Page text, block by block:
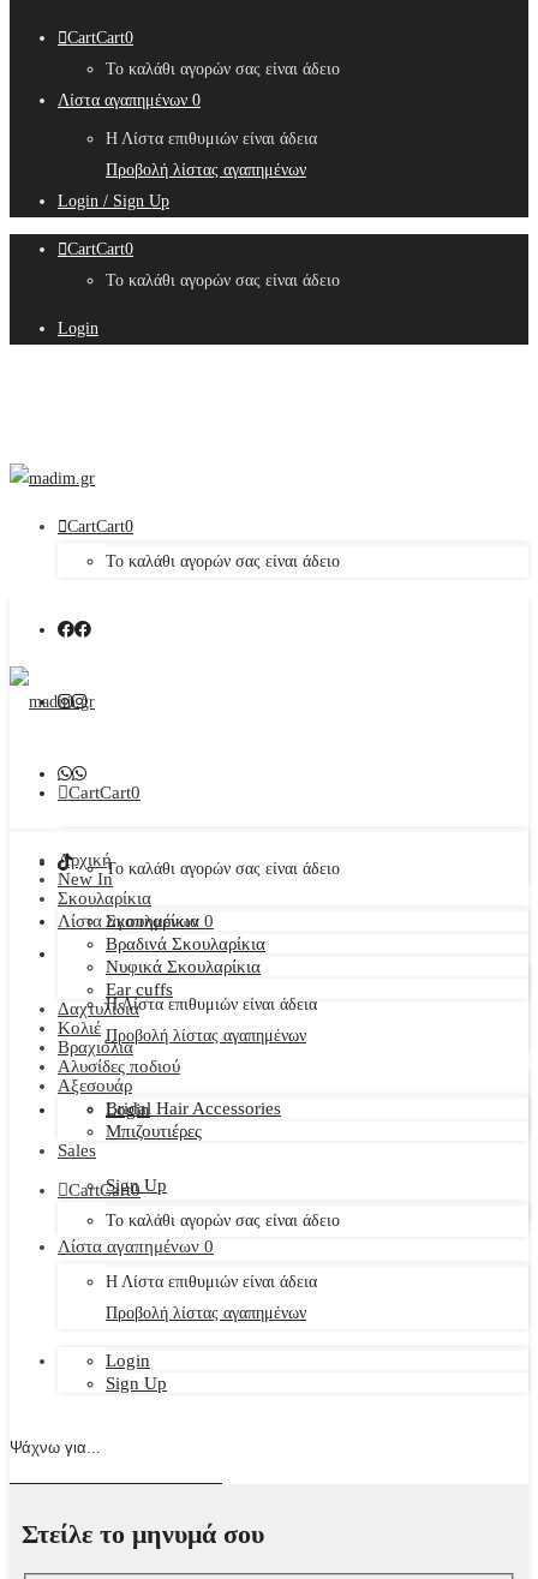
CartCart0
Το καλάθι αγορών σας είναι άδειο
Λίστα αγαπημένων 0
Η Λίστα επιθυμιών είναι άδεια
Προβολή λίστας αγαπημένων
Login / Sign Up
CartCart0
Το καλάθι αγορών σας είναι άδειο
Login
CartCart0
Το καλάθι αγορών σας είναι άδειο
CartCart0
Το καλάθι αγορών σας είναι άδειο
Λίστα αγαπημένων 0
Η Λίστα επιθυμιών είναι άδεια
Προβολή λίστας αγαπημένων
Login
Sign Up
Αρχική
New In
Σκουλαρίκια
Σκουλαρίκια
Βραδινά Σκουλαρίκια
Νυφικά Σκουλαρίκια
Ear cuffs
Δαχτυλίδια
Κολιέ
Βραχιόλια
Αλυσίδες ποδιού
Αξεσουάρ
Bridal Hair Accessories
Μπιζουτιέρες
Sales
CartCart0
Το καλάθι αγορών σας είναι άδειο
Λίστα αγαπημένων 0
Η Λίστα επιθυμιών είναι άδεια
Προβολή λίστας αγαπημένων
Login
Sign Up
Στείλε το μηνυμά σου